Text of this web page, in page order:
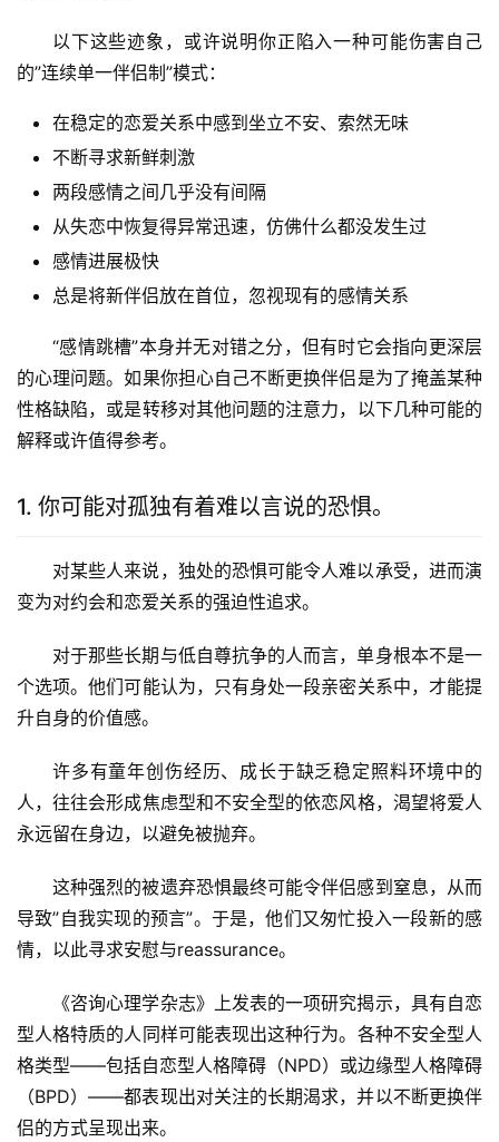
以下这些迹象，或许说明你正陷入一种可能伤害自己
的”连续单一伴侣制”模式：
在稳定的恋爱关系中感到坐立不安、索然无味
不断寻求新鲜刺激
两段感情之间几乎没有间隔
从失恋中恢复得异常迅速，仿佛什么都没发生过
感情进展极快
总是将新伴侣放在首位，忽视现有的感情关系
“感情跳槽”本身并无对错之分，但有时它会指向更深层
的心理问题。如果你担心自己不断更换伴侣是为了掩盖某种
性格缺陷，或是转移对其他问题的注意力，以下几种可能的
解释或许值得参考。
1. 你可能对孤独有着难以言说的恐惧。
对某些人来说，独处的恐惧可能令人难以承受，进而演
变为对约会和恋爱关系的强迫性追求。
对于那些长期与低自尊抗争的人而言，单身根本不是一
个选项。他们可能认为，只有身处一段亲密关系中，才能提
升自身的价值感。
许多有童年创伤经历、成长于缺乏稳定照料环境中的
人，往往会形成焦虑型和不安全型的依恋风格，渴望将爱人
永远留在身边，以避免被抛弃。
这种强烈的被遗弃恐惧最终可能令伴侣感到窒息，从而
导致”自我实现的预言”。于是，他们又匆忙投入一段新的感
情，以此寻求安慰与reassurance。
《咨询心理学杂志》上发表的一项研究揭示，具有自恋
型人格特质的人同样可能表现出这种行为。各种不安全型人
格类型——包括自恋型人格障碍（NPD）或边缘型人格障碍
（BPD）——都表现出对关注的长期渴求，并以不断更换伴
侣的方式呈现出来。